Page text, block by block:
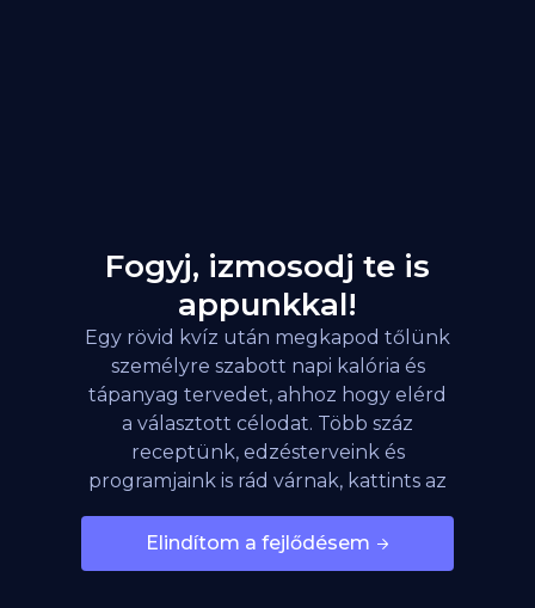
Fogyj, izmosodj te is
appunkkal!
Egy rövid kvíz után megkapod tőlünk
személyre szabott napi kalória és
tápanyag tervedet, ahhoz hogy elérd
a választott célodat. Több száz
receptünk, edzésterveink és
programjaink is rád várnak, kattints az
Elindítom a fejlődésem